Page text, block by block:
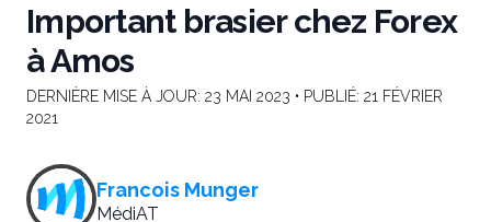
Important brasier chez Forex
à Amos
DERNIÈRE MISE À JOUR: 23 MAI 2023 • PUBLIÉ: 21 FÉVRIER
2021
Francois Munger
MédiAT